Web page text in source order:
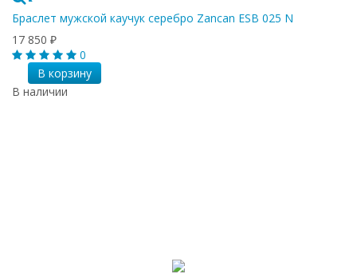
Браслет мужской каучук серебро Zancan ESB 025 N
17 850 ₽
0
В корзину
В наличии